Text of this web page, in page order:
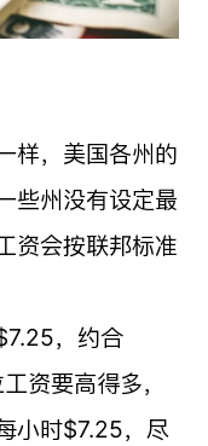
样，美国各州的
些州没有设定最
资会按联邦标准
，约合
资要高得多，
小时$7.25，尽